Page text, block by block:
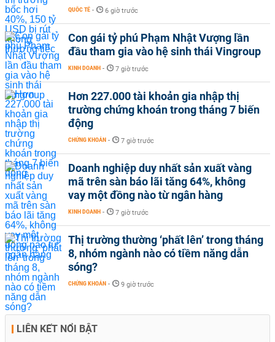
QUỐC TẾ - 6 giờ trước
Con gái tỷ phú Phạm Nhật Vượng lần
đầu tham gia vào hệ sinh thái Vingroup
KINH DOANH - 7 giờ trước
Hơn 227.000 tài khoản gia nhập thị
trường chứng khoán trong tháng 7 biến
động
CHỨNG KHOÁN - 7 giờ trước
Doanh nghiệp duy nhất sản xuất vàng
mã trên sàn báo lãi tăng 64%, không
vay một đồng nào từ ngân hàng
KINH DOANH - 7 giờ trước
Thị trường thường ‘phất lên’ trong tháng
8, nhóm ngành nào có tiềm năng dẫn
sóng?
CHỨNG KHOÁN - 9 giờ trước
LIÊN KẾT NỔI BẬT